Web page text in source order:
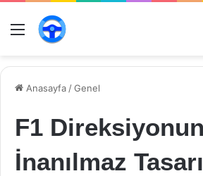
Menü
Anasayfa /Genel
F1
İnanılmaz